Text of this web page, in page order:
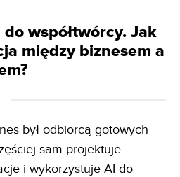
współtwórcy. Jak
między biznesem a
był odbiorcą gotowych
sam projektuje
i wykorzystuje AI do